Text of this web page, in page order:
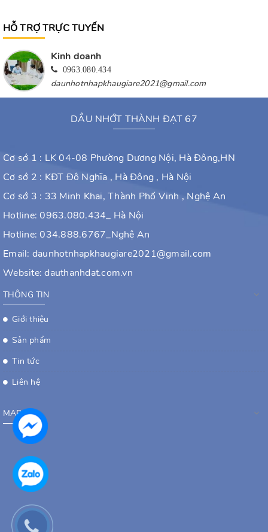
HỖ TRỢ TRỰC TUYẾN
Kinh doanh
0963.080.434
daunhotnhapkhaugiare2021@gmail.com
DẦU NHỚT THÀNH ĐẠT 67
Cơ sớ 1 : LK 04-08 Phường Dương Nội, Hà Đông,HN
Cơ sớ 2 : KĐT Đô Nghĩa , Hà Đông , Hà Nội
Cơ sớ 3 : 33 Minh Khai, Thành Phố Vinh , Nghệ An
Hotline: 0963.080.434_ Hà Nội
Hotline: 034.888.6767_Nghệ An
Email: daunhotnhapkhaugiare2021@gmail.com
Website: dauthanhdat.com.vn
THÔNG TIN
Giới thiệu
Sản phẩm
Tin tức
Liên hệ
MAP